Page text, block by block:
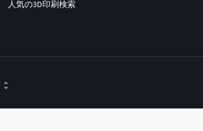
人気の3D印刷検索